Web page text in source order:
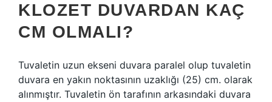
KLOZET DUVARDAN KAÇ
CM OLMALI?
Tuvaletin uzun ekseni duvara paralel olup tuvaletin
duvara en yakın noktasının uzaklığı (25) cm. olarak
alınmıştır. Tuvaletin ön tarafının arkasındaki duvara